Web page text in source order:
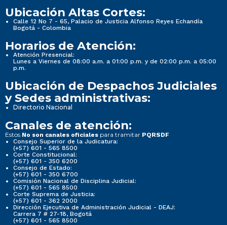
Ubicación Altas Cortes:
Calle 12 No 7 - 65, Palacio de Justicia Alfonso Reyes Echandía
Bogotá - Colombia
Horarios de Atención:
Atención Presencial:
Lunes a Viernes de 08:00 a.m. a 01:00 p.m. y de 02:00 p.m. a 05:00
p.m.
Ubicación de Despachos Judiciales
y Sedes administrativas:
Directorio Nacional
Canales de atención:
Estos No son canales oficiales para tramitar PQRSDF
Consejo Superior de la Judicatura:
(+57) 601 - 565 8500
Corte Constitucional:
(+57) 601 - 350 6200
Consejo de Estado:
(+57) 601 - 350 6700
Comisión Nacional de Disciplina Judicial:
(+57) 601 - 565 8500
Corte Suprema de Justicia:
(+57) 601 - 362 2000
Dirección Ejecutiva de Administración Judicial - DEAJ:
Carrera 7 # 27-18, Bogotá
(+57) 601 - 565 8500